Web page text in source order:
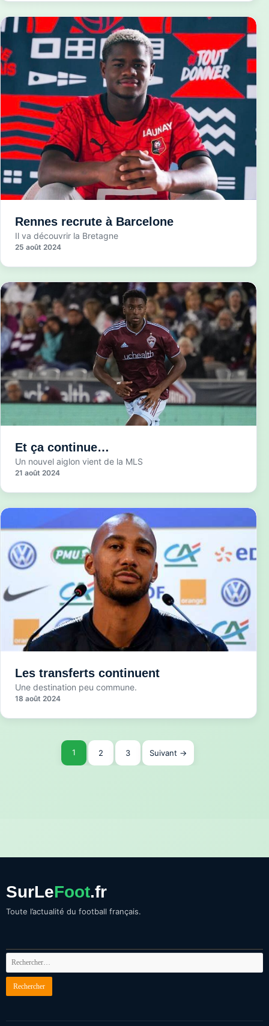
Rennes recrute à Barcelone
Il va découvrir la Bretagne
25 août 2024
Et ça continue…
Un nouvel aiglon vient de la MLS
21 août 2024
Les transferts continuent
Une destination peu commune.
18 août 2024
1 2 3 Suivant →
SurLeFoot.fr
Toute l’actualité du football français.